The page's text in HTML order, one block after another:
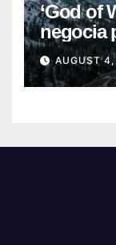
‘God of
negocia
nuevo
Amazon
AUGUST